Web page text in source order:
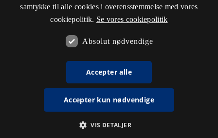
samtykke til alle cookies i overensstemmelse med vores
cookiepolitik. Se vores cookiepolitik
Absolut nødvendige
Accepter alle
Accepter kun nødvendige
VIS DETALJER